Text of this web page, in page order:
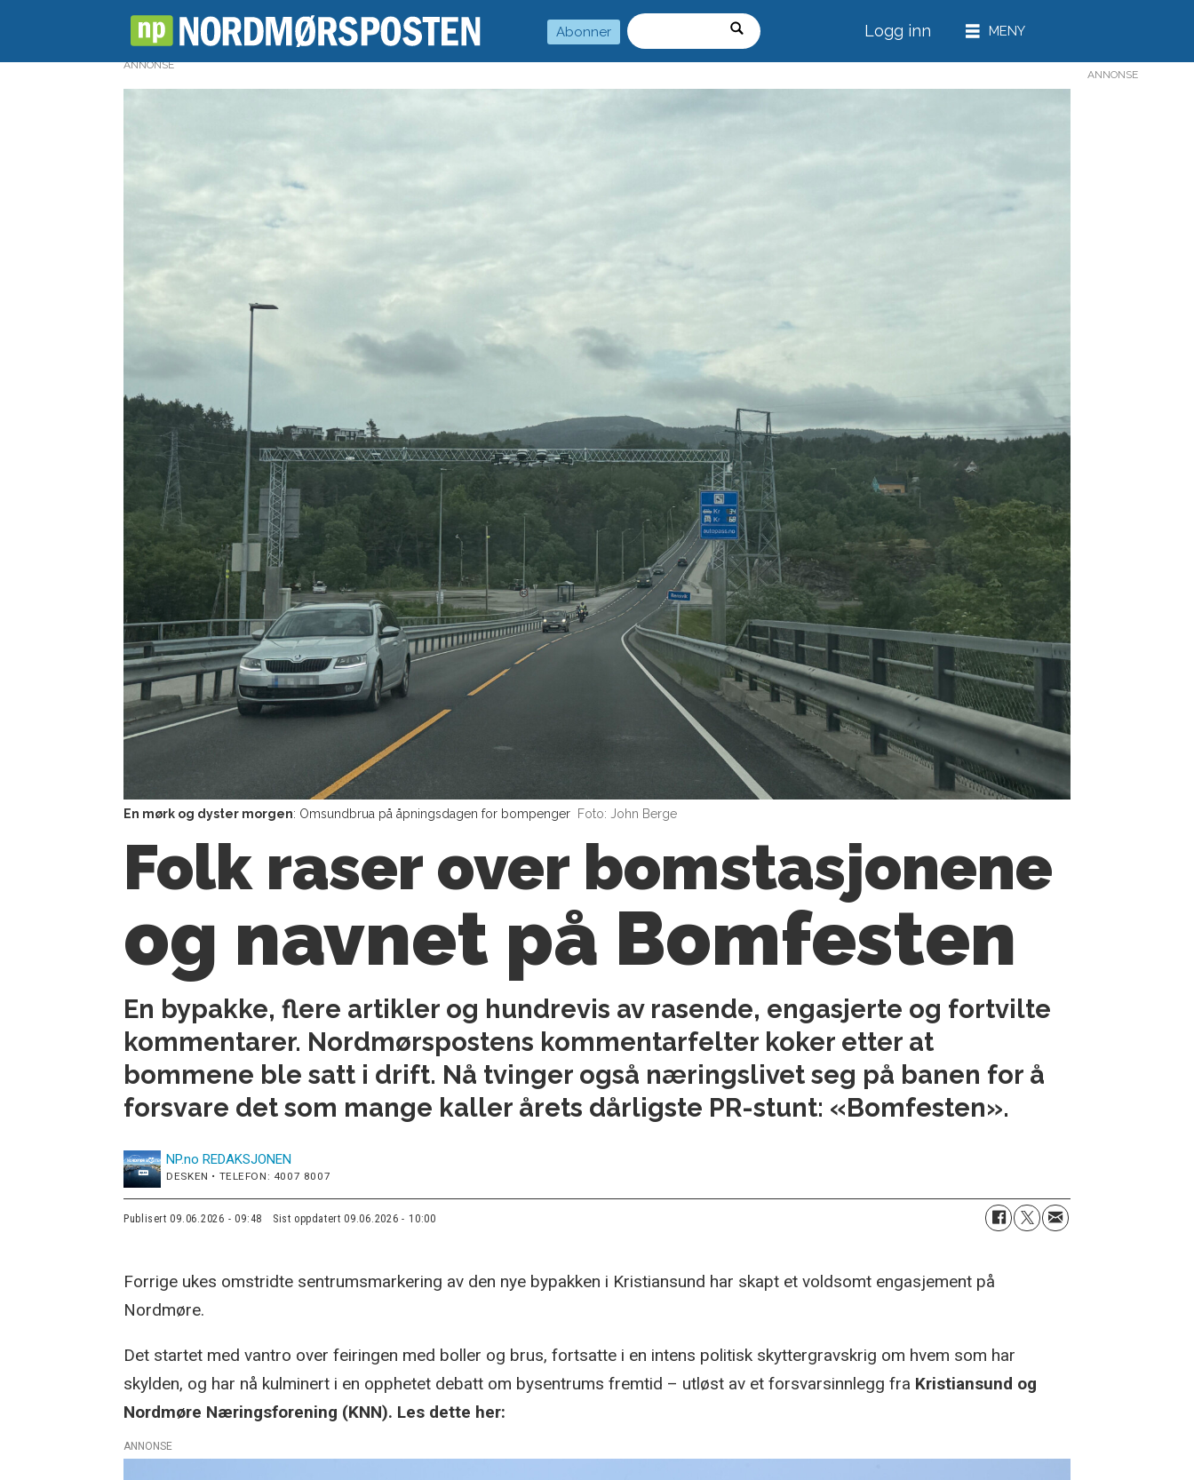
Abonner
Søk
Logg inn
ANNONSE
En mørk og dyster morgen: Omsundbrua på åpningsdagen for bompenger Foto: John Berge
Folk raser over bomstasjonene
og navnet på Bomfesten
En bypakke, flere artikler og hundrevis av rasende, engasjerte og fortvilte
kommentarer. Nordmørspostens kommentarfelter koker etter at
bommene ble satt i drift. Nå tvinger også næringslivet seg på banen for å
forsvare det som mange kaller årets dårligste PR-stunt: «Bomfesten».
NP.no REDAKSJONEN
DESKEN • TELEFON: 4007 8007
Publisert 09.06.2026 - 09:48 Sist oppdatert 09.06.2026 - 10:00
Forrige ukes omstridte sentrumsmarkering av den nye bypakken i Kristiansund har skapt et voldsomt engasjement på
Nordmøre.
Det startet med vantro over feiringen med boller og brus, fortsatte i en intens politisk skyttergravskrig om hvem som har
skylden, og har nå kulminert i en opphetet debatt om bysentrums fremtid – utløst av et forsvarsinnlegg fra Kristiansund og
Nordmøre Næringsforening (KNN). Les dette her:
ANNONSE
ANNONSE